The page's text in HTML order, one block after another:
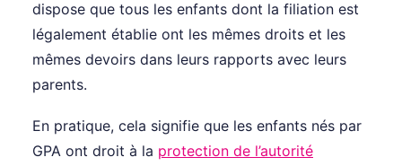
dispose que tous les enfants dont la filiation est
légalement établie ont les mêmes droits et les
mêmes devoirs dans leurs rapports avec leurs
parents.
En pratique, cela signifie que les enfants nés par
GPA ont droit à la protection de l’autorité